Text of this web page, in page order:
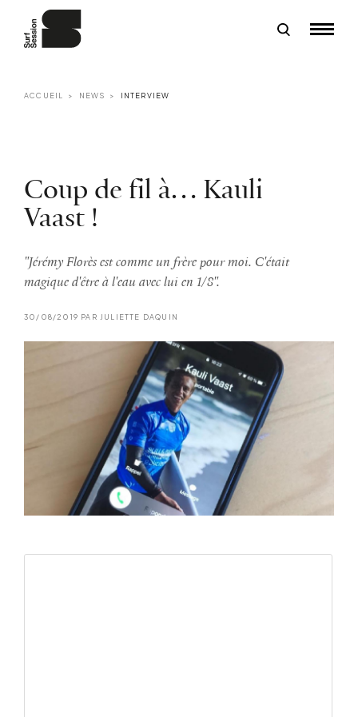
ACCUEIL NEWS INTERVIEW
Coup de fil à… Kauli
Vaast !
"Jérémy Florès est comme un frère pour moi. C'était
magique d'être à l'eau avec lui en 1/8".
30/08/2019 PAR JULIETTE DAQUIN